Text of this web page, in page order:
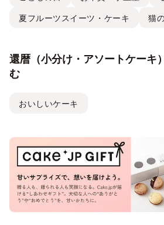
夏フルーツスイーツ・ケーキ 猫
還暦（小分け・アソートケーキ
む
おいしいケーキ